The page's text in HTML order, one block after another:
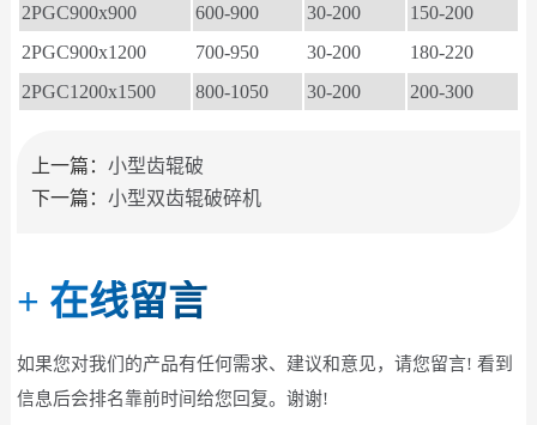
2PGC900x900
600-900 30-200
150-200
2PGC900x1200
700-950 30-200
180-220
2PGC1200x1500
800-1050 30-200 200-300
上一篇： 小型齿辊破
下一篇： 小型双齿辊破碎机
+ 在线留言
如果您对我们的产品有任何需求、建议和意见，请您留言! 看到
信息后会排名靠前时间给您回复。谢谢!